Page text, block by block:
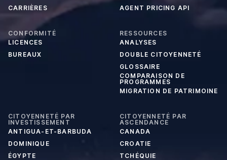
CARRIÈRES
AGENT PRICING API
CONFORMITÉ
LICENCES
BUREAUX
RESSOURCES
ANALYSES
DOUBLE CITOYENNETÉ
GLOSSAIRE
COMPARAISON DE
PROGRAMMES
MIGRATION DE PATRIMOINE
CITOYENNETÉ PAR
INVESTISSEMENT
ANTIGUA-ET-BARBUDA
DOMINIQUE
ÉGYPTE
CITOYENNETÉ PAR
ASCENDANCE
CANADA
CROATIE
TCHÉQUIE